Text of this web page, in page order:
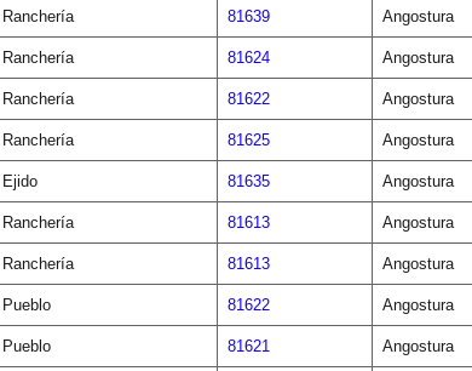
Ranchería 81639 Angostura
Ranchería 81624 Angostura
Ranchería 81622 Angostura
Ranchería 81625 Angostura
Ejido 81635 Angostura
Ranchería 81613 Angostura
Ranchería 81613 Angostura
Pueblo 81622 Angostura
Pueblo 81621 Angostura